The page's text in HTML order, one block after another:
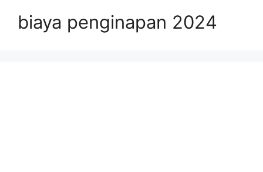
biaya penginapan 2024